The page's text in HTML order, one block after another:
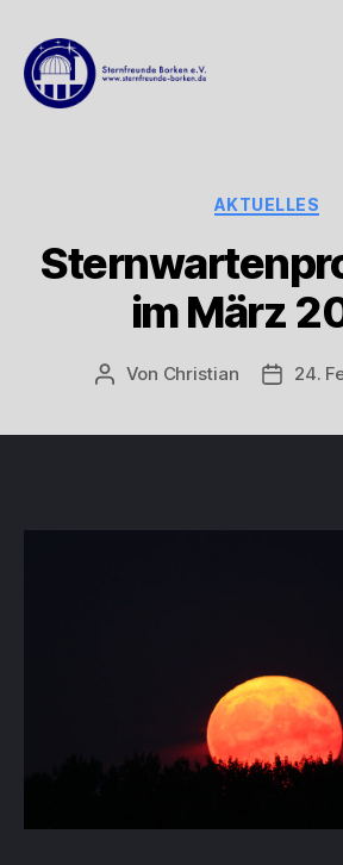
AKTUELLES
im März
Beitragsautor
Von Christian 24.